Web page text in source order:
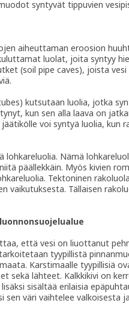
syntyvät tippuvien
aiheuttaman eroosion
luolat, joita syntyy
(soil pipe caves), joista
kutsutaan luolia, jotka
kun sen alla laava on
voi syntyä luolia, kun
lohkareluolia. Nämä
päällekkäin. Myös kivien
Tektoninen
vaikutuksesta. Tällaisen
että vesi on liuottanut
tyypillistä
Karstimaalle tyypillisiä
sekä lähteet. Kalkkikivi on
sisältää erilaisia
sen väri vaihtelee valkoisesta